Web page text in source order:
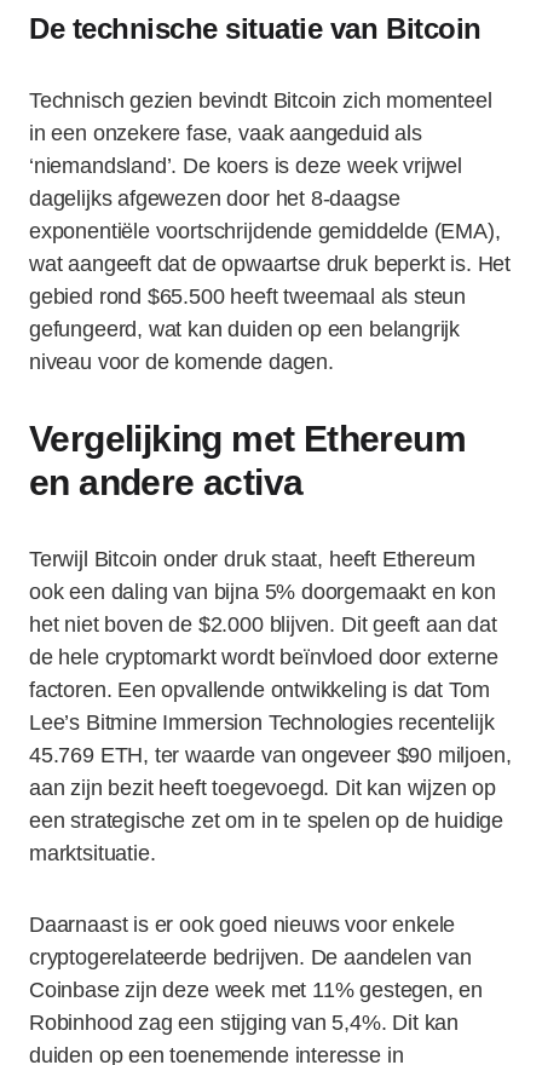
De technische situatie van Bitcoin
Technisch gezien bevindt Bitcoin zich momenteel
in een onzekere fase, vaak aangeduid als
‘niemandsland’. De koers is deze week vrijwel
dagelijks afgewezen door het 8-daagse
exponentiële voortschrijdende gemiddelde (EMA),
wat aangeeft dat de opwaartse druk beperkt is. Het
gebied rond $65.500 heeft tweemaal als steun
gefungeerd, wat kan duiden op een belangrijk
niveau voor de komende dagen.
Vergelijking met Ethereum
en andere activa
Terwijl Bitcoin onder druk staat, heeft Ethereum
ook een daling van bijna 5% doorgemaakt en kon
het niet boven de $2.000 blijven. Dit geeft aan dat
de hele cryptomarkt wordt beïnvloed door externe
factoren. Een opvallende ontwikkeling is dat Tom
Lee’s Bitmine Immersion Technologies recentelijk
45.769 ETH, ter waarde van ongeveer $90 miljoen,
aan zijn bezit heeft toegevoegd. Dit kan wijzen op
een strategische zet om in te spelen op de huidige
marktsituatie.
Daarnaast is er ook goed nieuws voor enkele
cryptogerelateerde bedrijven. De aandelen van
Coinbase zijn deze week met 11% gestegen, en
Robinhood zag een stijging van 5,4%. Dit kan
duiden op een toenemende interesse in